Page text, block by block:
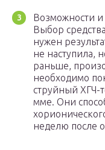
Возможности и
Выбор
нужен
не наступила,
раньше,
необходимо
струйный ХГЧ-
мме. Они
неделю после